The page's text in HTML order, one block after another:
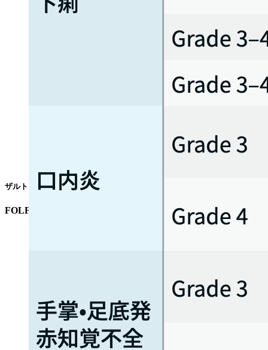
ザルトラップ®電子添文情報¹⁾を基に編集部作成
FOLFIRI :